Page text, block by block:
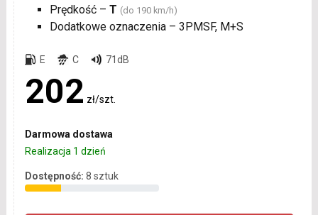
Prędkość – T (do 190 km/h)
Dodatkowe oznaczenia – 3PMSF, M+S
E C 71dB
202 zł/szt.
Darmowa dostawa
Realizacja 1 dzień
Dostępność: 8 sztuk